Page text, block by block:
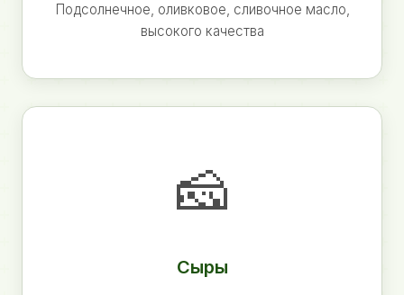
Подсолнечное, оливковое, сливочное масло,
высокого качества
🧀
Сыры